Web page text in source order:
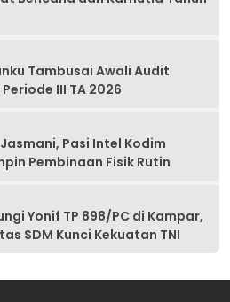
Tambusai Awali Audit
III TA 2026
Pasi Intel Kodim
Pembinaan Fisik Rutin
Yonif TP 898/PC di Kampar,
SDM Kunci Kekuatan TNI